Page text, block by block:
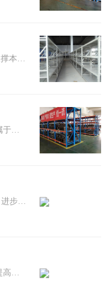
山东货架的存在意义，主要体现在支撑本地制造业、快消零售、冷...
轻型货架是仓储货架的一种类型，属于轻中型搁板货架，单层承载量通常为100-200kg，主要由立柱...
1.立体结构，可充分利用仓库空间，进步仓库容量利用率，扩大仓库储存能力； 2....
随着社会经济的发展及生活水平的提高，人们对品质的要求愈发严苛，这普遍体现在吃住穿...